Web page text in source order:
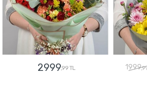
2999,99 TL 1999